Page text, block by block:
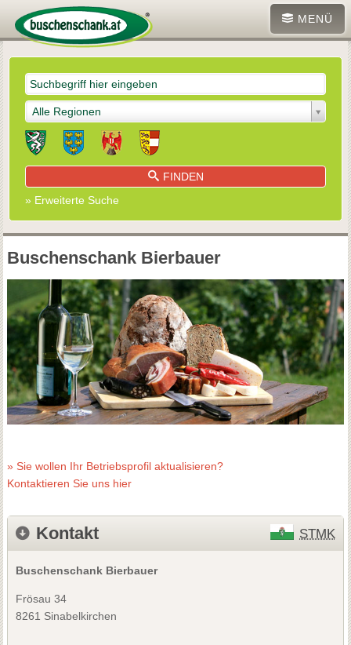
MENÜ
Alle Regionen
FINDEN
» Erweiterte Suche
Buschenschank Bierbauer
» Sie wollen Ihr Betriebsprofil aktualisieren?
Kontaktieren Sie uns hier
Kontakt STMK
Buschenschank Bierbauer
Frösau 34
8261 Sinabelkirchen